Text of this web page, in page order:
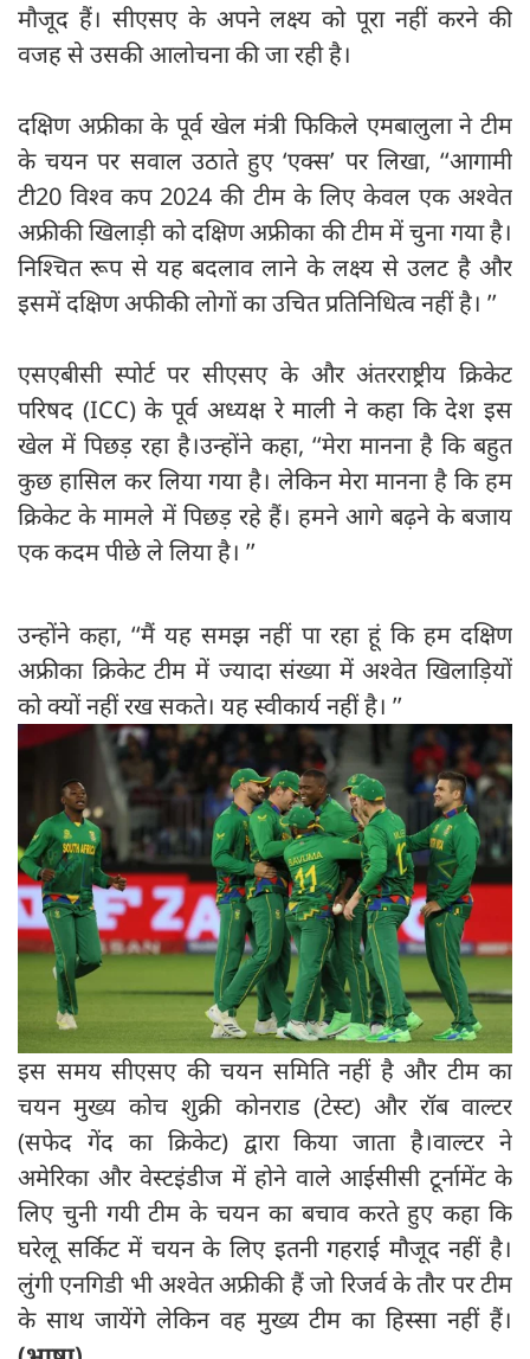
मौजूद हैं। सीएसए के अपने लक्ष्य को पूरा नहीं करने की
वजह से उसकी आलोचना की जा रही है।
दक्षिण अफ्रीका के पूर्व खेल मंत्री फिकिले एमबालुला ने टीम
के चयन पर सवाल उठाते हुए ‘एक्स’ पर लिखा, ‘‘आगामी
टी20 विश्व कप 2024 की टीम के लिए केवल एक अश्वेत
अफ्रीकी खिलाड़ी को दक्षिण अफ्रीका की टीम में चुना गया है।
निश्चित रूप से यह बदलाव लाने के लक्ष्य से उलट है और
इसमें दक्षिण अफीकी लोगों का उचित प्रतिनिधित्व नहीं है। ’’
एसएबीसी स्पोर्ट पर सीएसए के और अंतरराष्ट्रीय क्रिकेट
परिषद (ICC) के पूर्व अध्यक्ष रे माली ने कहा कि देश इस
खेल में पिछड़ रहा है।उन्होंने कहा, ‘‘मेरा मानना है कि बहुत
कुछ हासिल कर लिया गया है। लेकिन मेरा मानना है कि हम
क्रिकेट के मामले में पिछड़ रहे हैं। हमने आगे बढ़ने के बजाय
एक कदम पीछे ले लिया है। ’’
उन्होंने कहा, ‘‘मैं यह समझ नहीं पा रहा हूं कि हम दक्षिण
अफ्रीका क्रिकेट टीम में ज्यादा संख्या में अश्वेत खिलाड़ियों
को क्यों नहीं रख सकते। यह स्वीकार्य नहीं है। ’’
इस समय सीएसए की चयन समिति नहीं है और टीम का
चयन मुख्य कोच शुक्री कोनराड (टेस्ट) और रॉब वाल्टर
(सफेद गेंद का क्रिकेट) द्वारा किया जाता है।वाल्टर ने
अमेरिका और वेस्टइंडीज में होने वाले आईसीसी टूर्नामेंट के
लिए चुनी गयी टीम के चयन का बचाव करते हुए कहा कि
घरेलू सर्किट में चयन के लिए इतनी गहराई मौजूद नहीं है।
लुंगी एनगिडी भी अश्वेत अफ्रीकी हैं जो रिजर्व के तौर पर टीम
के साथ जायेंगे लेकिन वह मुख्य टीम का हिस्सा नहीं हैं।